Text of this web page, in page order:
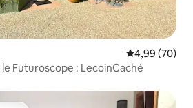
Évaluation
4,99 (70)
Futuroscope : LecoinCaché